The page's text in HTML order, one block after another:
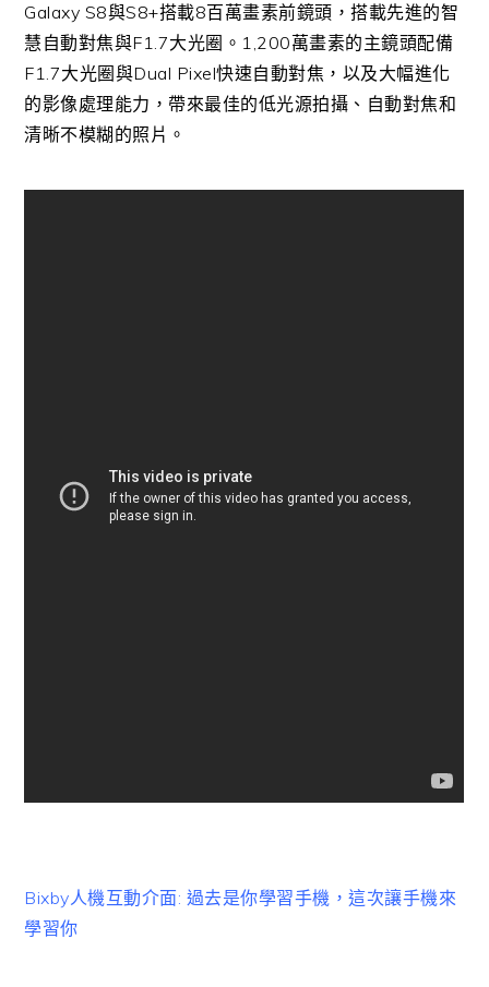
Galaxy S8與S8+搭載8百萬畫素前鏡頭，搭載先進的智
慧自動對焦與F1.7大光圈。1,200萬畫素的主鏡頭配備
F1.7大光圈與Dual Pixel快速自動對焦，以及大幅進化
的影像處理能力，帶來最佳的低光源拍攝、自動對焦和
清晰不模糊的照片。
Bixby人機互動介面: 過去是你學習手機，這次讓手機來
學習你